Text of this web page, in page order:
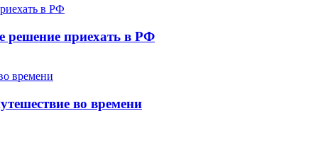
решение приехать в РФ
во времени